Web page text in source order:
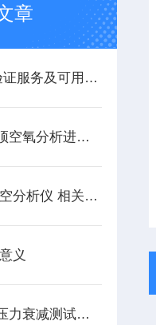
章
冻干制剂 CCIT验证服务及可用设备有哪些
使用基于激光的顶空氧分析进行冻干产品的方法开发
细述 激光法的顶空分析仪 相关意义@上海奇宜
义
真空泄漏测试和压力衰减测试之间的区别